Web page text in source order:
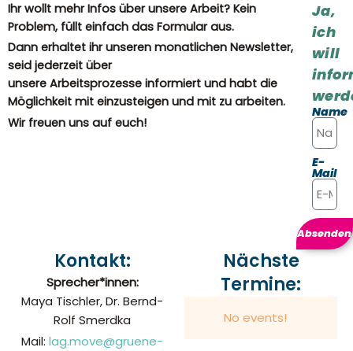
Ihr wollt mehr Infos über unsere Arbeit? Kein
Problem, füllt einfach das Formular aus.
Dann erhaltet ihr unseren monatlichen Newsletter,
seid jederzeit über
unsere Arbeitsprozesse informiert und habt die
Möglichkeit mit einzusteigen und mit zu arbeiten.
Wir freuen uns auf euch!
Ja,
ich
will
Name
E-
Mail
Absenden
Kontakt:
Sprecher*innen:
Maya Tischler, Dr. Bernd-
Rolf Smerdka
Mail: lag.move@gruene-
Nächste
Termine:
No events!